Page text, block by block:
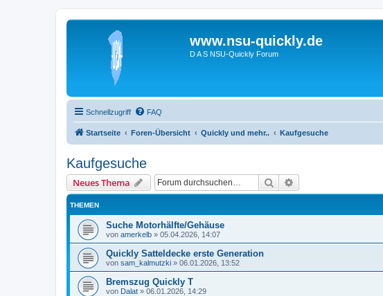
www.nsu-quickly.de
D A S NSU-Quickly Forum
Schnellzugriff FAQ
Startseite Foren-Übersicht Quickly und mehr.. Kaufgesuche
Kaufgesuche
Neues Thema Suche
THEMEN
Suche Motorhälfte/Gehäuse
von amerkelb » 05.04.2026, 14:07
Quickly Satteldecke erste Generation
von sam_kalmutzki » 06.01.2026, 13:52
Bremszug Quickly T
von Dalat » 06.01.2026, 14:29